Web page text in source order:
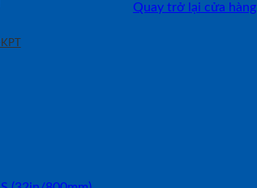
Quay trở lại cửa hàng